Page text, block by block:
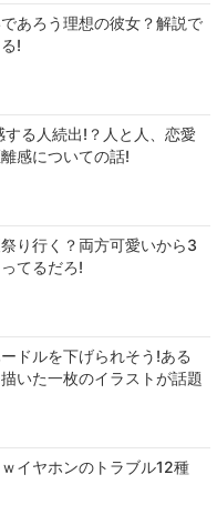
あろう理想の彼女？解説で
!
る人続出!？人と人、恋愛
感についての話!
り行く？両方可愛いから3
てるだろ!
ドルを下げられそう!ある
いた一枚のイラストが話題
イヤホンのトラブル12種